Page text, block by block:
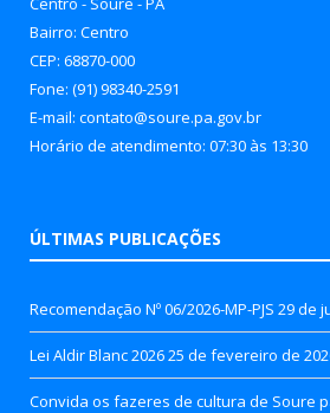
Bairro: Centro
CEP: 68870-000
Fone: (91) 98340-2591
E-mail: contato@soure.pa.gov.br
Horário de atendimento: 07:30 às 13:30
ÚLTIMAS PUBLICAÇÕES
Recomendação Nº 06/2026-MP-PJS 29 de
Lei Aldir Blanc 202625 de fevereiro de
Convida os fazeres de cultura de Soure